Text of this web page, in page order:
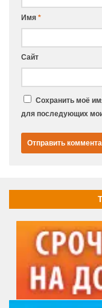
Имя *
Сайт
Сохранить моё
для последующих